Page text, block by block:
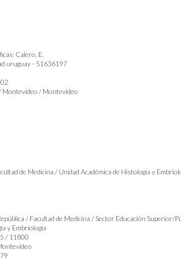
Calero, E.
uruguay - 51636197
Montevideo / Montevideo
de Medicina / Unidad Académica de Histología y
/ Facultad de Medicina / Sector Educación Superior/
y Embriología
/ 11800